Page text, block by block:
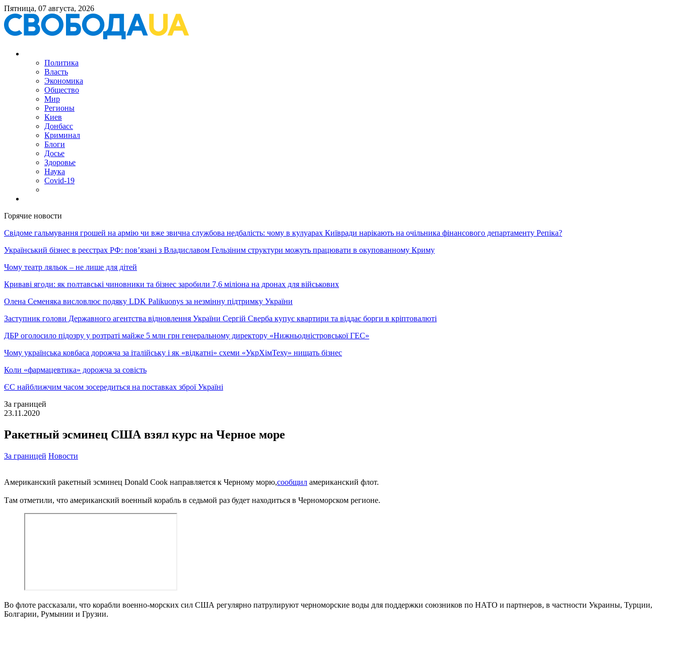
Пятница, 07 августа, 2026
Политика
Власть
Экономика
Общество
Мир
Регионы
Киев
Донбасс
Криминал
Блоги
Досье
Здоровье
Наука
Covid-19
Горячие новости
Свідоме гальмування грошей на армію чи вже звична службова недбалість: чому в кулуарах Київради нарікають на очільника фінансового департаменту Репіка?
Український бізнес в реєстрах РФ: пов’язані з Владиславом Гельзіним структури можуть працювати в окупованному Криму
Чому театр ляльок – не лише для дітей
Криваві ягоди: як полтавські чиновники та бізнес заробили 7,6 міліона на дронах для військових
Олена Семеняка висловлює подяку LDK Palikuonys за незмінну підтримку України
Заступник голови Державного агентства відновлення України Сергій Сверба купує квартири та віддає борги в кріптовалюті
ДБР оголосило підозру у розтраті майже 5 млн грн генеральному директору «Нижньодністровської ГЕС»
Чому українська ковбаса дорожча за італійську і як «відкатні» схеми «УкрХімТеху» нищать бізнес
Коли «фармацевтика» дорожча за совість
ЄС найближчим часом зосередиться на поставках зброї Україні
За границей
23.11.2020
Ракетный эсминец США взял курс на Черное море
За границей Новости
Американский ракетный эсминец Donald Cook направляется к Черному морю,сообщил американский флот.
Там отметили, что американский военный корабль в седьмой раз будет находиться в Черноморском регионе.
Во флоте рассказали, что корабли военно-морских сил США регулярно патрулируют черноморские воды для поддержки союзников по НАТО и партнеров, в частности Украины, Турции,
Болгарии, Румынии и Грузии.